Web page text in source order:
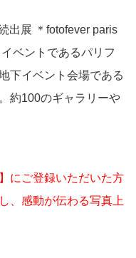
出展 ＊fotofever paris
ベントであるパリフ
下イベント会場である
約100のギャラリーや
にご登録いただいた方
、感動が伝わる写真上